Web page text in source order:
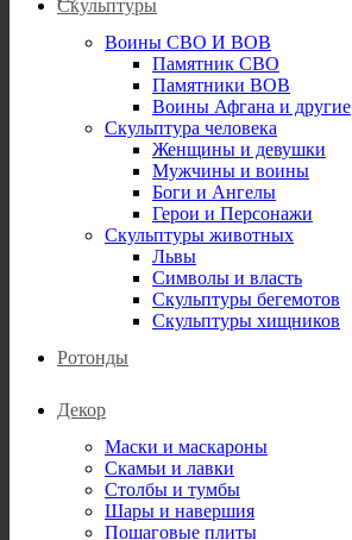
Скульптуры
Воины СВО И ВОВ
Памятник СВО
Памятники ВОВ
Воины Афгана и другие
Скульптура человека
Женщины и девушки
Мужчины и воины
Боги и Ангелы
Герои и Персонажи
Скульптуры животных
Львы
Символы и власть
Скульптуры бегемотов
Скульптуры хищников
Ротонды
Декор
Маски и маскароны
Скамьи и лавки
Столбы и тумбы
Шары и навершия
Пошаговые плиты